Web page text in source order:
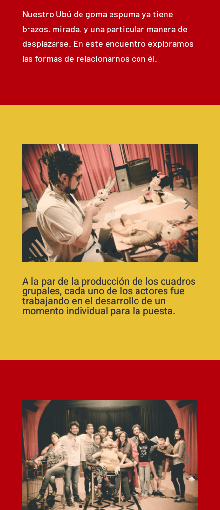
Nuestro Ubú de goma espuma ya tiene
brazos, mirada, y una particular manera de
desplazarse. En este encuentro exploramos
las formas de relacionarnos con él.
A la par de la producción de los cuadros
grupales, cada uno de los actores fue
trabajando en el desarrollo de un
momento individual para la puesta.